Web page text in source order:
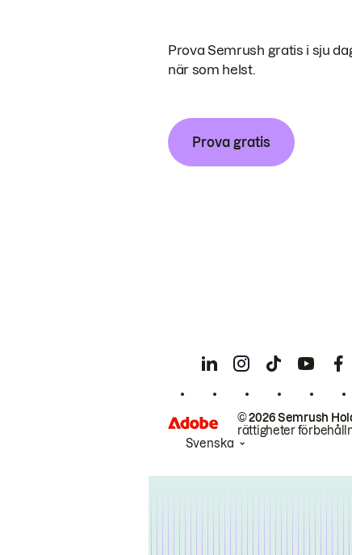
Prova Semrush gratis i sju
när som helst.
Prova gratis
© 2026 Semrush
rättigheter
Svenska